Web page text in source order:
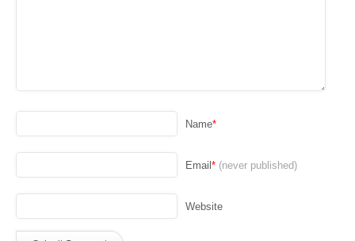
Name*
Email * (never published)
Website